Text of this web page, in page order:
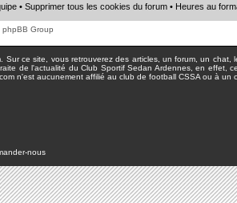
• Supprimer tous les cookies du forum • Heures au
Group
ce site, vous retrouverez des articles, un forum, un chat,
de l'actualité du Club Sportif Sedan Ardennes, en effet,
n'est aucunement affilié au club de football CSSA ou à un
nous